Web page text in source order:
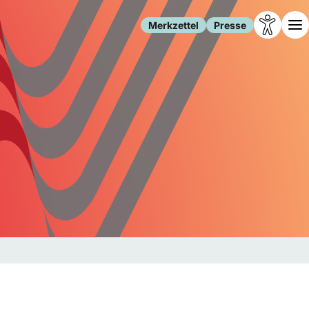
Merkzettel Presse
Leben
Familie
Freizeit
Gesundheit
Internet
Gesellschaft
Forschung
Migration
Polizei